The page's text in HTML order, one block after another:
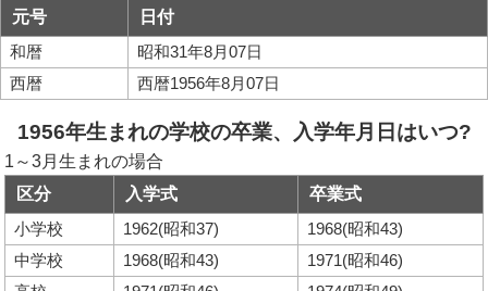
元号
日付
和暦
昭和31年8月07日
西暦
西暦1956年8月07日
1956年生まれの学校の卒業、入学年月日はいつ?
1～3月生まれの場合
区分
入学式
卒業式
小学校
1962(昭和37)
1968(昭和43)
中学校
1968(昭和43)
1971(昭和46)